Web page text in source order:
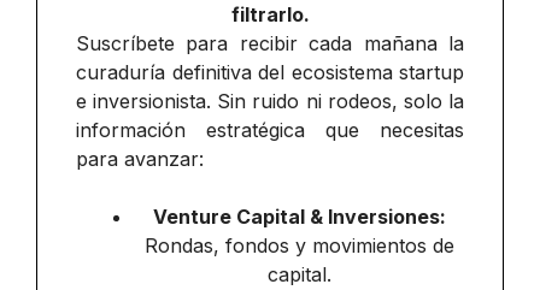
filtrarlo.
Suscríbete para recibir cada mañana la
curaduría definitiva del ecosistema startup
e inversionista. Sin ruido ni rodeos, solo la
información estratégica que necesitas
para avanzar:
Venture Capital & Inversiones:
Rondas, fondos y movimientos de
capital.